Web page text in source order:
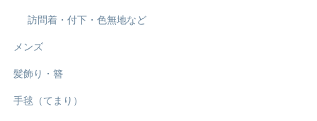
訪問着・付下・色無地など
メンズ
髪飾り・簪
手毬（てまり）